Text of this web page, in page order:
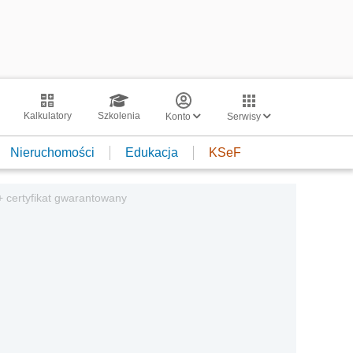
Kalkulatory Szkolenia Konto Serwisy
Nieruchomości Edukacja KSeF
certyfikat gwarantowany